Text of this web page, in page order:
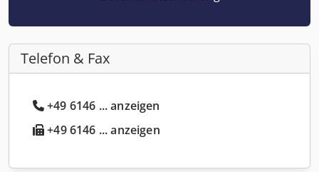
Telefon & Fax
+49 6146 ... anzeigen
+49 6146 ... anzeigen